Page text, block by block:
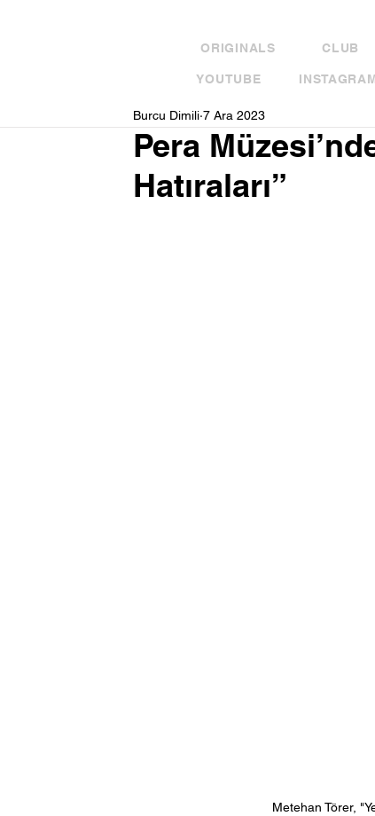
ORIGINALS CLUB
YOUTUBE
Pera
Hatıraları”
Burcu Dimili 7 Ara 2023
Metehan Törer,